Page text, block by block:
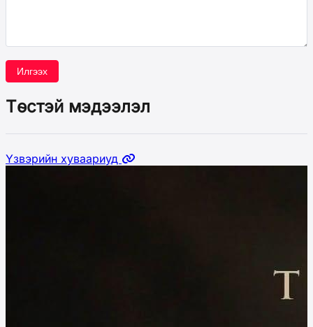
Илгээх
Төстэй мэдээлэл
Үзвэрийн хуваариуд